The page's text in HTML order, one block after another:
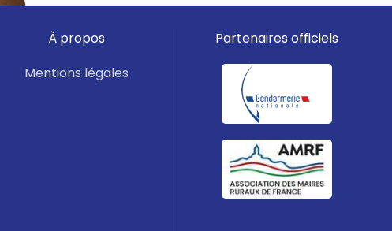
À propos
Mentions légales
Partenaires officiels